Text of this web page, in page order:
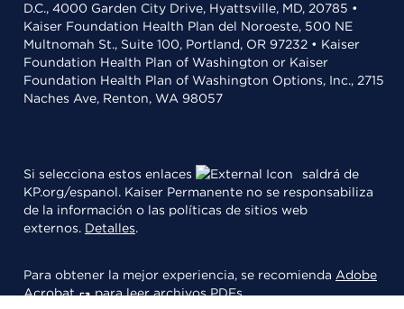
D.C., 4000 Garden City Drive, Hyattsville, MD, 20785 •
Kaiser Foundation Health Plan del Noroeste, 500 NE
Multnomah St., Suite 100, Portland, OR 97232 • Kaiser
Foundation Health Plan of Washington or Kaiser
Foundation Health Plan of Washington Options, Inc., 2715
Naches Ave, Renton, WA 98057
Si selecciona estos enlaces
saldrá de
KP.org/espanol. Kaiser Permanente no se responsabiliza
de la información o las políticas de sitios web
externos. Detalles.
Para obtener la mejor experiencia, se recomienda Adobe
Acrobat
para leer archivos PDFs.